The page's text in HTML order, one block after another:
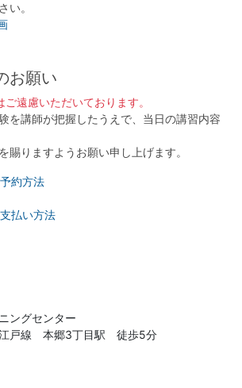
い。
お願い
遠慮いただいております。
を講師が把握したうえで、当日の講習内容
賜りますようお願い申し上げます。
約方法
払い方法
ングセンター
江戸線 本郷3丁目駅 徒歩5分